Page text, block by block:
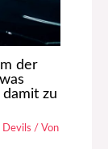
der
zu
Devils / Von